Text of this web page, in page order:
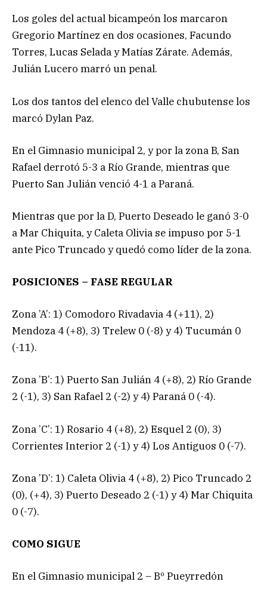
Los goles del actual bicampeón los marcaron
Gregorio Martínez en dos ocasiones, Facundo
Torres, Lucas Selada y Matías Zárate. Además,
Julián Lucero marró un penal.
Los dos tantos del elenco del Valle chubutense los
marcó Dylan Paz.
En el Gimnasio municipal 2, y por la zona B, San
Rafael derrotó 5-3 a Río Grande, mientras que
Puerto San Julián venció 4-1 a Paraná.
Mientras que por la D, Puerto Deseado le ganó 3-0
a Mar Chiquita, y Caleta Olivia se impuso por 5-1
ante Pico Truncado y quedó como líder de la zona.
POSICIONES – FASE REGULAR
Zona ’A’: 1) Comodoro Rivadavia 4 (+11), 2)
Mendoza 4 (+8), 3) Trelew 0 (-8) y 4) Tucumán 0
(-11).
Zona ’B’: 1) Puerto San Julián 4 (+8), 2) Río Grande
2 (-1), 3) San Rafael 2 (-2) y 4) Paraná 0 (-4).
Zona ’C’: 1) Rosario 4 (+8), 2) Esquel 2 (0), 3)
Corrientes Interior 2 (-1) y 4) Los Antiguos 0 (-7).
Zona ’D’: 1) Caleta Olivia 4 (+8), 2) Pico Truncado 2
(0), (+4), 3) Puerto Deseado 2 (-1) y 4) Mar Chiquita
0 (-7).
COMO SIGUE
En el Gimnasio municipal 2 – Bº Pueyrredón